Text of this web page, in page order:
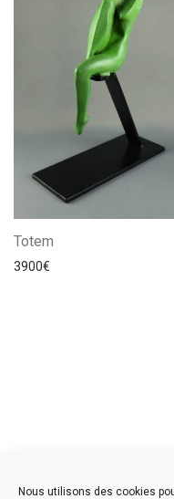
Nous utilisons des cookies
Totem
3900€